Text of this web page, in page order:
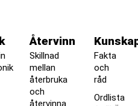
Återvinn
Skillnad
mellan
återbruka
och
återvinna
Fakta
och
råd
Ordlista